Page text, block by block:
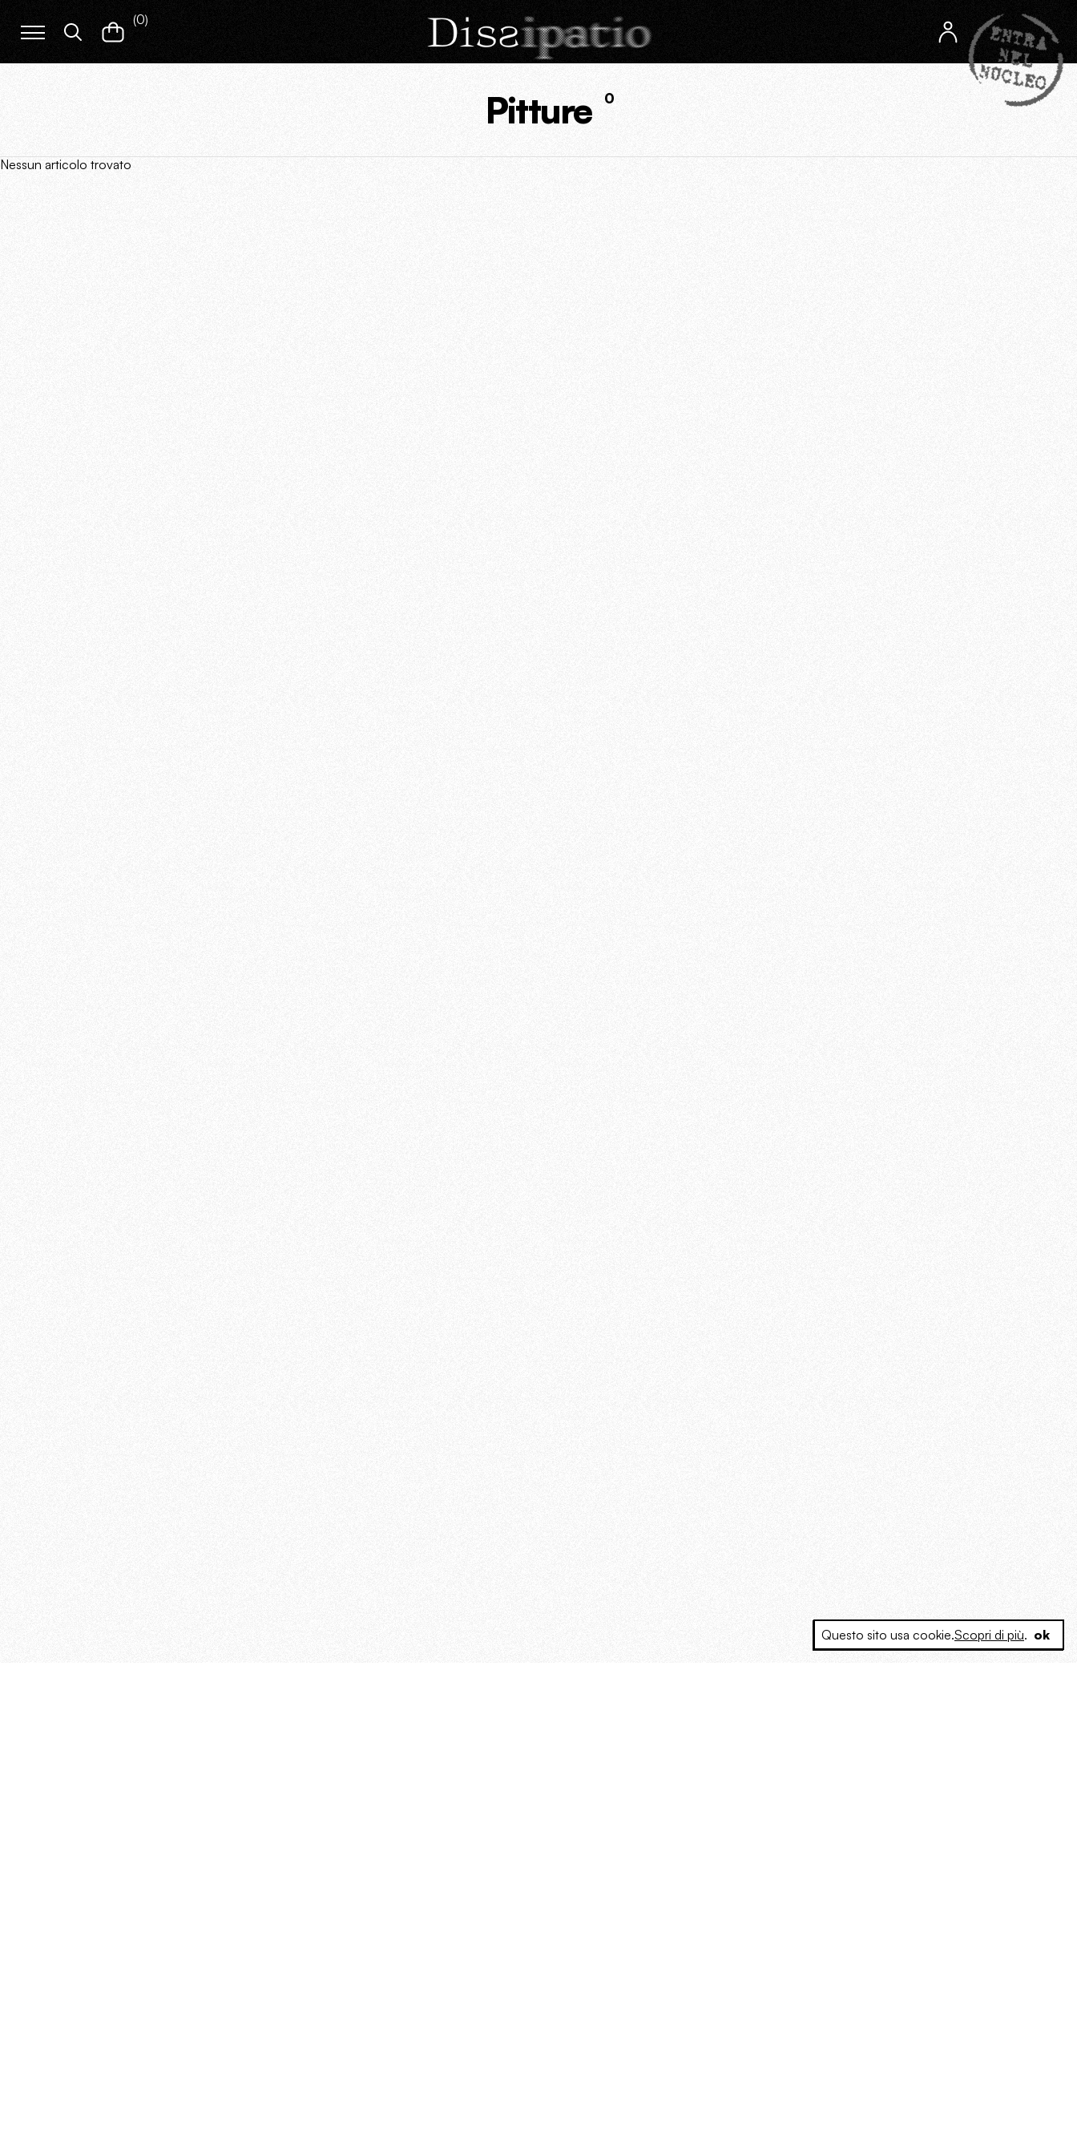
(0)
Pitture 0
Nessun articolo trovato
Questo sito usa cookie.Scopri di più. ok